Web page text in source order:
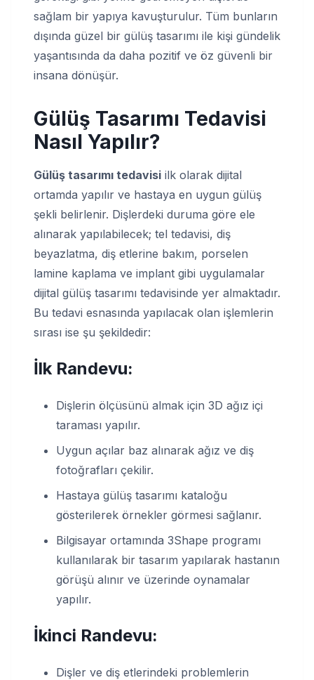
sağlam bir yapıya kavuşturulur. Tüm bunların
dışında güzel bir gülüş tasarımı ile kişi gündelik
yaşantısında da daha pozitif ve öz güvenli bir
insana dönüşür.
Gülüş Tasarımı Tedavisi
Nasıl Yapılır?
Gülüş tasarımı tedavisi ilk olarak dijital
ortamda yapılır ve hastaya en uygun gülüş
şekli belirlenir. Dişlerdeki duruma göre ele
alınarak yapılabilecek; tel tedavisi, diş
beyazlatma, diş etlerine bakım, porselen
lamine kaplama ve implant gibi uygulamalar
dijital gülüş tasarımı tedavisinde yer almaktadır.
Bu tedavi esnasında yapılacak olan işlemlerin
sırası ise şu şekildedir:
İlk Randevu:
Dişlerin ölçüsünü almak için 3D ağız içi
taraması yapılır.
Uygun açılar baz alınarak ağız ve diş
fotoğrafları çekilir.
Hastaya gülüş tasarımı kataloğu
gösterilerek örnekler görmesi sağlanır.
Bilgisayar ortamında 3Shape programı
kullanılarak bir tasarım yapılarak hastanın
görüşü alınır ve üzerinde oynamalar
yapılır.
İkinci Randevu:
Dişler ve diş etlerindeki problemlerin